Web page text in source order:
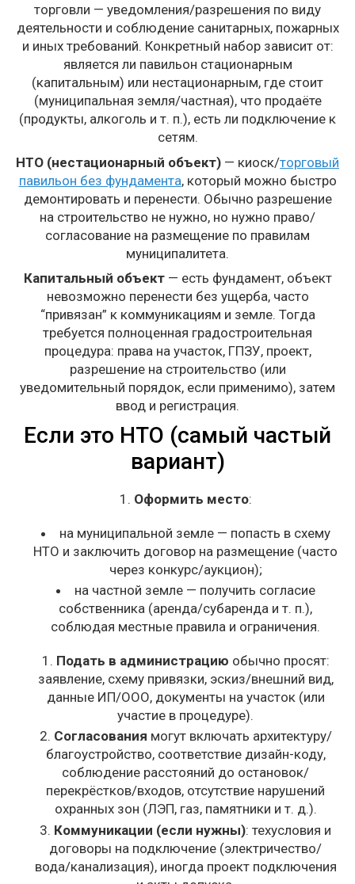
торговли — уведомления/разрешения по виду
деятельности и соблюдение санитарных, пожарных
и иных требований. Конкретный набор зависит от:
является ли павильон стационарным
(капитальным) или нестационарным, где стоит
(муниципальная земля/частная), что продаёте
(продукты, алкоголь и т. п.), есть ли подключение к
сетям.
НТО (нестационарный объект) — киоск/торговый
павильон без фундамента, который можно быстро
демонтировать и перенести. Обычно разрешение
на строительство не нужно, но нужно право/
согласование на размещение по правилам
муниципалитета.
Капитальный объект— есть фундамент, объект
невозможно перенести без ущерба, часто
“привязан” к коммуникациям и земле. Тогда
требуется полноценная градостроительная
процедура: права на участок, ГПЗУ, проект,
разрешение на строительство (или
уведомительный порядок, если применимо), затем
ввод и регистрация.
Если это НТО (самый частый
вариант)
Оформить место:
на муниципальной земле — попасть в схему
НТО и заключить договор на размещение (часто
через конкурс/аукцион);
на частной земле — получить согласие
собственника (аренда/субаренда и т. п.),
соблюдая местные правила и ограничения.
Подать в администрацию обычно просят:
заявление, схему привязки, эскиз/внешний вид,
данные ИП/ООО, документы на участок (или
участие в процедуре).
Согласования могут включать архитектуру/
благоустройство, соответствие дизайн-коду,
соблюдение расстояний до остановок/
перекрёстков/входов, отсутствие нарушений
охранных зон (ЛЭП, газ, памятники и т. д.).
Коммуникации (если нужны): техусловия и
договоры на подключение (электричество/
вода/канализация), иногда проект подключения